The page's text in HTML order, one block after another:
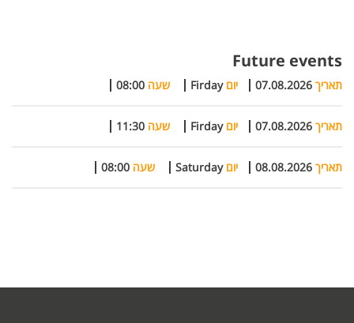
Future events
תאריך 07.08.2026 יוםFirday שעה 08:00
תאריך 07.08.2026 יוםFirday שעה 11:30
תאריך 08.08.2026 יוםSaturday שעה 08:00